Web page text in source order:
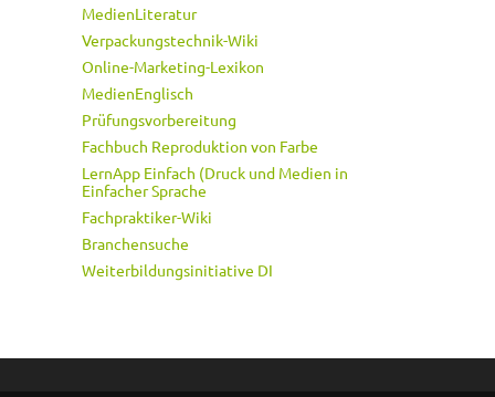
MedienLiteratur
Verpackungstechnik-Wiki
Online-Marketing-Lexikon
MedienEnglisch
Prüfungsvorbereitung
Fachbuch Reproduktion von Farbe
LernApp Einfach (Druck und Medien in
Einfacher Sprache
Fachpraktiker-Wiki
Branchensuche
Weiterbildungsinitiative DI